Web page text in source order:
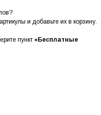
и добавьте их в корзину.
пункт «Бесплатные